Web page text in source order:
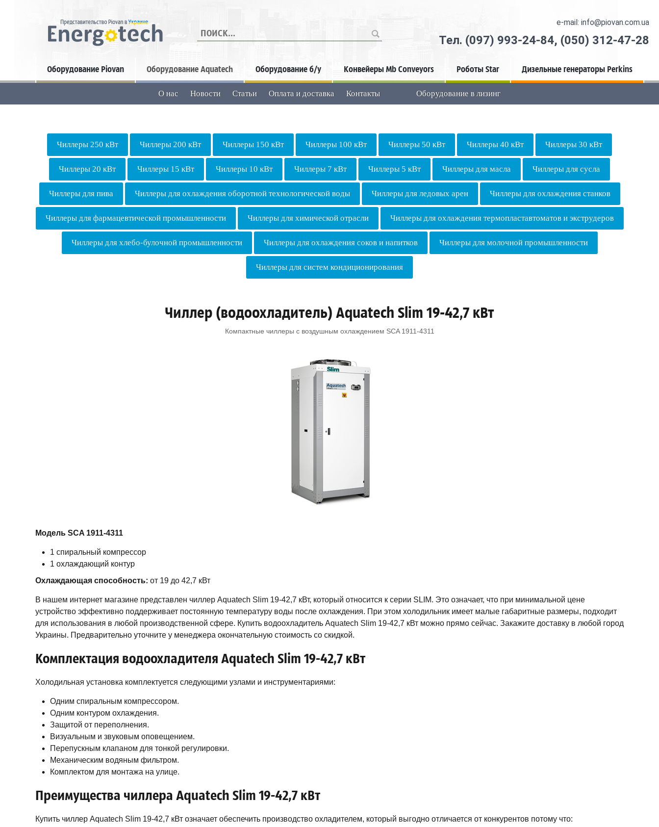
Искать...
e-mail: info@piovan.com.ua
Тел. (097) 993-24-84, (050) 312-47-28
Оборудование Piovan Оборудование Aquatech Оборудование б/у Конвейеры Mb Conveyors Роботы Star Дизельные генераторы Perkins
О нас Новости Статьи Оплата и доставка Контакты Оборудование в лизинг
Чиллеры 250 кВт Чиллеры 200 кВт Чиллеры 150 кВт Чиллеры 100 кВт Чиллеры 50 кВт Чиллеры 40 кВт Чиллеры 30 кВт
Чиллеры 20 кВт Чиллеры 15 кВт Чиллеры 10 кВт Чиллеры 7 кВт Чиллеры 5 кВт Чиллеры для масла Чиллеры для сусла
Чиллеры для пива Чиллеры для охлаждения оборотной технологической воды Чиллеры для ледовых арен Чиллеры для охлаждения станков
Чиллеры для фармацевтической промышленности Чиллеры для химической отрасли Чиллеры для охлаждения термопластавтоматов и экструдеров
Чиллеры для хлебо-булочной промышленности Чиллеры для охлаждения соков и напитков Чиллеры для молочной промышленности
Чиллеры для систем кондиционирования
Чиллер (водоохладитель) Aquatech Slim 19-42,7 кВт
Компактные чиллеры с воздушным охлаждением SCA 1911-4311
Модель SCA 1911-4311
1 спиральный компрессор
1 охлаждающий контур
Охлаждающая способность: от 19 до 42,7 кВт
В нашем интернет магазине представлен чиллер Aquatech Slim 19-42,7 кВт, который относится к серии SLIM. Это означает, что при минимальной цене
устройство эффективно поддерживает постоянную температуру воды после охлаждения. При этом холодильник имеет малые габаритные размеры, подходит
для использования в любой производственной сфере. Купить водоохладитель Aquatech Slim 19-42,7 кВт можно прямо сейчас. Закажите доставку в любой город
Украины. Предварительно уточните у менеджера окончательную стоимость со скидкой.
Комплектация водоохладителя Aquatech Slim 19-42,7 кВт
Холодильная установка комплектуется следующими узлами и инструментариями:
Одним спиральным компрессором.
Одним контуром охлаждения.
Защитой от переполнения.
Визуальным и звуковым оповещением.
Перепускным клапаном для тонкой регулировки.
Механическим водяным фильтром.
Комплектом для монтажа на улице.
Преимущества чиллера Aquatech Slim 19-42,7 кВт
Купить чиллер Aquatech Slim 19-42,7 кВт означает обеспечить производство охладителем, который выгодно отличается от конкурентов потому что: